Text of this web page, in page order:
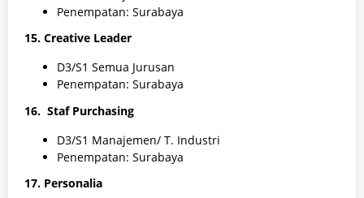
Penempatan: Surabaya
15. Creative Leader
D3/S1 Semua Jurusan
Penempatan: Surabaya
16. Staf Purchasing
D3/S1 Manajemen/ T. Industri
Penempatan: Surabaya
17. Personalia